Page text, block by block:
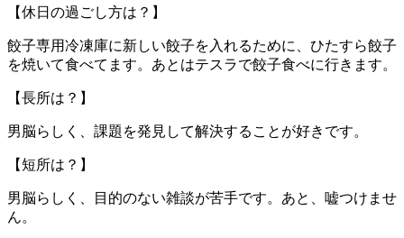
【休日の過ごし方は？】
餃子専用冷凍庫に新しい餃子を入れるために、ひたすら餃子
を焼いて食べてます。あとはテスラで餃子食べに行きます。
【長所は？】
男脳らしく、課題を発見して解決することが好きです。
【短所は？】
男脳らしく、目的のない雑談が苦手です。あと、嘘つけませ
ん。